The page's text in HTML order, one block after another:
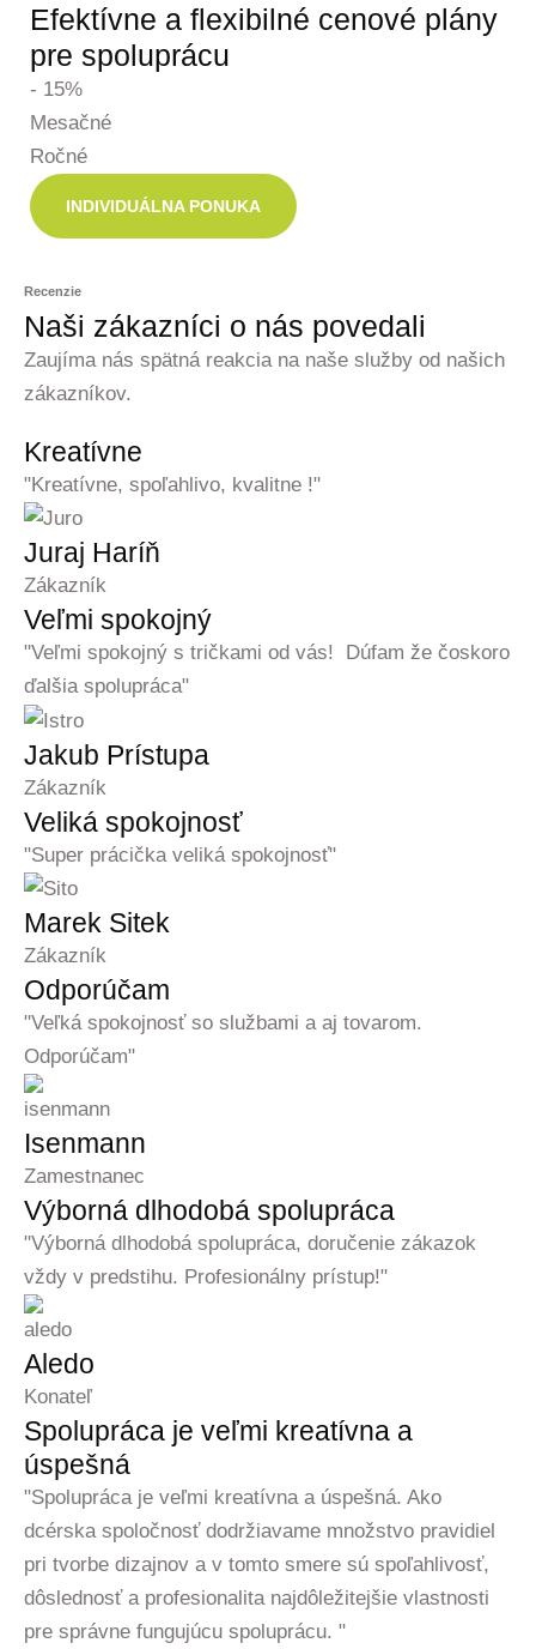
Efektívne a flexibilné cenové plány
pre spoluprácu
- 15%
Mesačné
Ročné
INDIVIDUÁLNA PONUKA
Recenzie
Naši zákazníci o nás povedali
Zaujíma nás spätná reakcia na naše služby od našich
zákazníkov.
Kreatívne
"Kreatívne, spoľahlivo, kvalitne !"
Juraj Haríň
Zákazník
Veľmi spokojný
"Veľmi spokojný s tričkami od vás! Dúfam že čoskoro
ďalšia spolupráca"
Jakub Prístupa
Zákazník
Veliká spokojnosť
"Super prácička veliká spokojnosť"
Marek Sitek
Zákazník
Odporúčam
"Veľká spokojnosť so službami a aj tovarom.
Odporúčam"
Isenmann
Zamestnanec
Výborná dlhodobá spolupráca
"Výborná dlhodobá spolupráca, doručenie zákazok
vždy v predstihu. Profesionálny prístup!"
Aledo
Konateľ
Spolupráca je veľmi kreatívna a
úspešná
"Spolupráca je veľmi kreatívna a úspešná. Ako
dcérska spoločnosť dodržiavame množstvo pravidiel
pri tvorbe dizajnov a v tomto smere sú spoľahlivosť,
dôslednosť a profesionalita najdôležitejšie vlastnosti
pre správne fungujúcu spoluprácu. "